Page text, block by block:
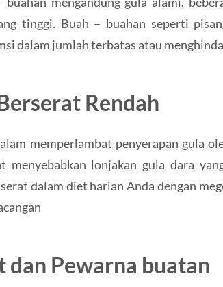
tinggi. Buah – buahan seperti
dalam jumlah terbatas atau
Rendah
memperlambat penyerapan gula
menyebabkan lonjakan gula dara
dalam diet harian Anda dengan
dan Pewarna buatan